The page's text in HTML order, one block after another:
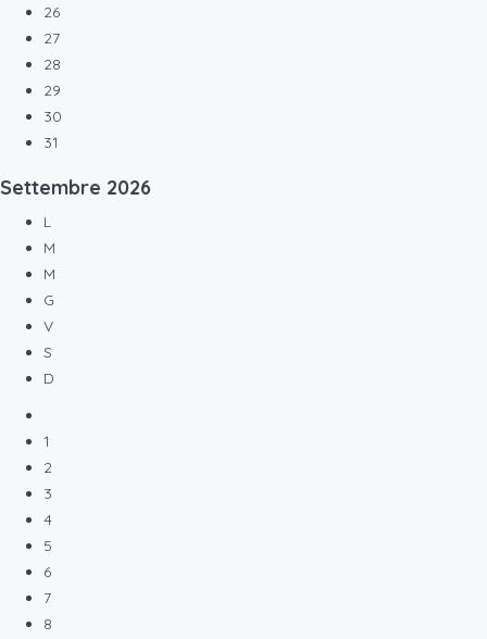
26
27
28
29
30
31
Settembre 2026
L
M
M
G
V
S
D
1
2
3
4
5
6
7
8